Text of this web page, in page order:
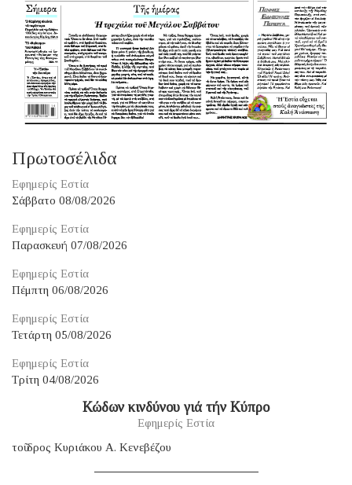
Πρωτοσέλιδα
Εφημερίς Εστία
Σάββατο 08/08/2026
Εφημερίς Εστία
Παρασκευή 07/08/2026
Εφημερίς Εστία
Πέμπτη 06/08/2026
Εφημερίς Εστία
Τετάρτη 05/08/2026
Εφημερίς Εστία
Τρίτη 04/08/2026
Κώδων κινδύνου γιά τήν Κύπρο
Εφημερίς Εστία
τοῦ δρος Κυριάκου Α. Κενεβέζου